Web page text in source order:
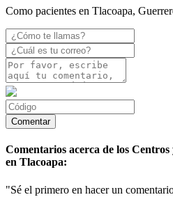
Como pacientes en Tlacoapa,
Comentarios acerca de los
en Tlacoapa:
"Sé el primero en hacer un